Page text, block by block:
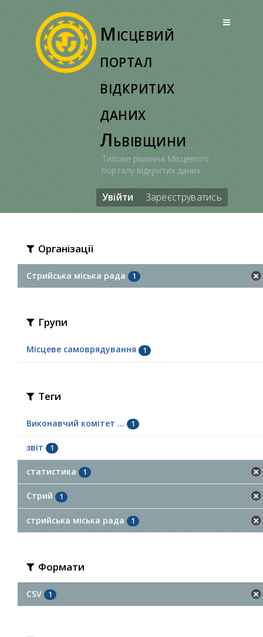
Місцевий
портал
відкритих
даних
Львівщини
Типове рішення Місцевого
порталу відкритих даних
Увійти Зареєструватись
Організації
Стрийська міська рада 1
Групи
Місцеве самоврядування 1
Теги
Виконавчий комітет ... 1
звіт 1
статистика 1
Стрий 1
стрийська міська рада 1
Формати
CSV 1